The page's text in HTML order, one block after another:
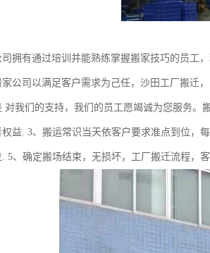
司拥有通过培训并能熟练掌握搬家技巧的员工
家公司以满足客户需求为己任，沙田工厂搬迁
对我们的支持，我们的员工愿竭诚为您服务。
权益. 3、搬运常识当天依客户要求准点到位，
. 5、确定搬场结束，无损坏，工厂搬迁流程，